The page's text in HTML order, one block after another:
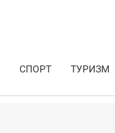
СПОРТ ТУРИЗМ